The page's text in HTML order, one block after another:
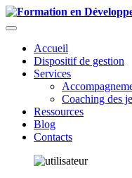
Accueil
Dispositif de gestion
Services
Coaching des
Ressources
Blog
Contacts